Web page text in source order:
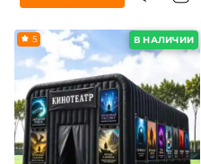
В НАЛИЧИИ
5